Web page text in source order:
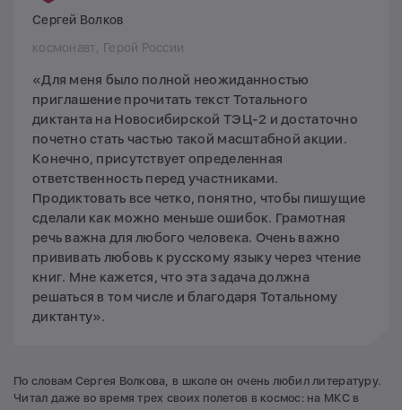
Сергей Волков
космонавт, Герой России
«Для меня было полной неожиданностью
приглашение прочитать текст Тотального
диктанта на Новосибирской ТЭЦ-2 и достаточно
почетно стать частью такой масштабной акции.
Конечно, присутствует определенная
ответственность перед участниками.
Продиктовать все четко, понятно, чтобы пишущие
сделали как можно меньше ошибок. Грамотная
речь важна для любого человека. Очень важно
прививать любовь к русскому языку через чтение
книг. Мне кажется, что эта задача должна
решаться в том числе и благодаря Тотальному
диктанту».
По словам Сергея Волкова, в школе он очень любил литературу.
Читал даже во время трех своих полетов в космос: на МКС в